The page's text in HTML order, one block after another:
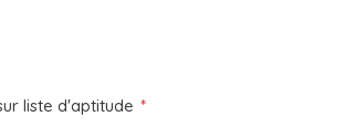
liste d'aptitude *